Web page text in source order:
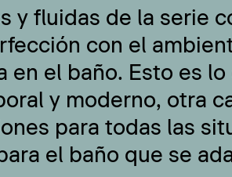
y fluidas de la serie
con el
en el baño. Esto es
y moderno, otra
para todas las
el baño que se